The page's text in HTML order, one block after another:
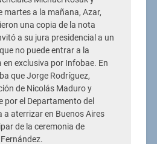
martes a la mañana, Azar,
una copia de la nota
a su jura presidencial a un
no puede entrar a la
exclusiva por Infobae. En
que Jorge Rodríguez,
de Nicolás Maduro y
por el Departamento del
a aterrizar en Buenos Aires
de la ceremonia de